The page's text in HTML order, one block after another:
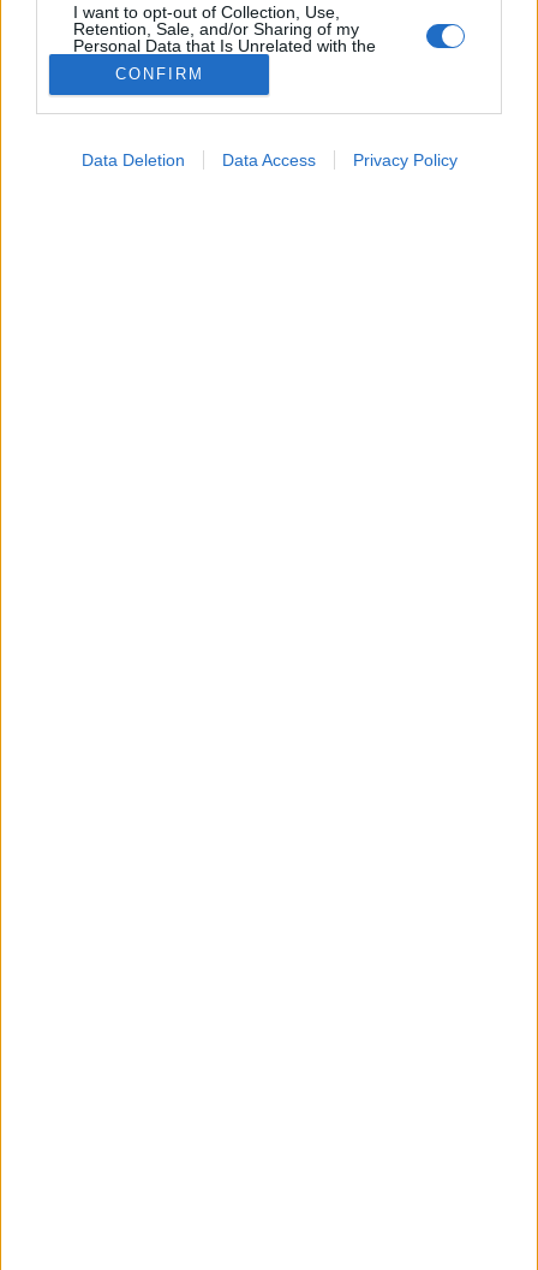
I want to opt-out of Collection, Use,
Retention, Sale, and/or Sharing of my
Personal Data that Is Unrelated with the
Purposes for which it was collected.
Opted Out
CONFIRM
Data Deletion Data Access Privacy Policy